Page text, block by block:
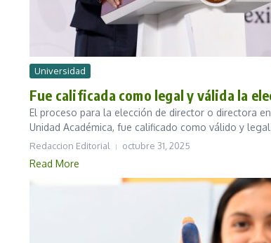
Universidad
Fue calificada como legal y válida la
El proceso para la elección de director o directora
Unidad Académica, fue calificado como válido y
Redaccion Editorial octubre 31, 2025
Read More